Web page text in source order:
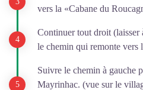
vers la «Cabane du
Continuer tout droit (laisser
le chemin qui remonte vers
Suivre le chemin à gauche
Mayrinhac. (vue sur le